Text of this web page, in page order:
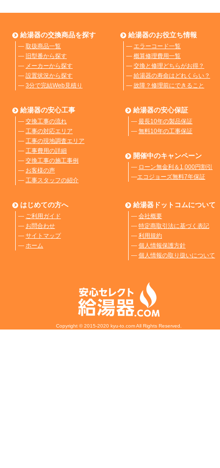
給湯器の交換商品を探す
― 取扱商品一覧
― 旧型番から探す
― メーカーから探す
― 設置状況から探す
― 3分で完結Web見積り
給湯器のお役立ち情報
― エラーコード一覧
― 概算修理費用一覧
― 交換と修理どちらがお得？
― 給湯器の寿命はどれくらい？
― 故障？修理前にできること
給湯器の安心工事
― 交換工事の流れ
― 工事の対応エリア
― 工事の現地調査エリア
― 工事費用の詳細
― 交換工事の施工事例
― お客様の声
― 工事スタッフの紹介
給湯器の安心保証
― 最長10年の製品保証
― 無料10年の工事保証
開催中のキャンペーン
― ローン無金利＆1,000円割引
―エコジョーズ無料7年保証
はじめての方へ
― ご利用ガイド
― お問合わせ
― サイトマップ
― ホーム
給湯器ドットコムについて
― 会社概要
― 特定商取引法に基づく表記
― 利用規約
― 個人情報保護方針
― 個人情報の取り扱いについて
Copyright © 2015-2020 kyu-to.com All Rights Reserved.